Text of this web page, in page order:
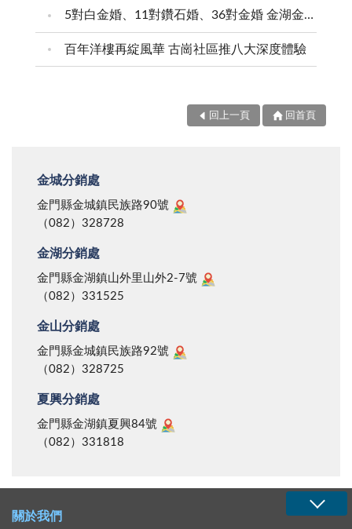
5對白金婚、11對鑽石婚、36對金婚 金湖金沙夫妻共享榮耀時刻 陳福海表揚金鑽婚夫妻 向半世紀相守家庭典範致敬
百年洋樓再綻風華 古崗社區推八大深度體驗
回上一頁 回首頁
金城分銷處
金門縣金城鎮民族路90號
（082）328728
金湖分銷處
金門縣金湖鎮山外里山外2-7號
（082）331525
金山分銷處
金門縣金城鎮民族路92號
（082）328725
夏興分銷處
金門縣金湖鎮夏興84號
（082）331818
關於我們